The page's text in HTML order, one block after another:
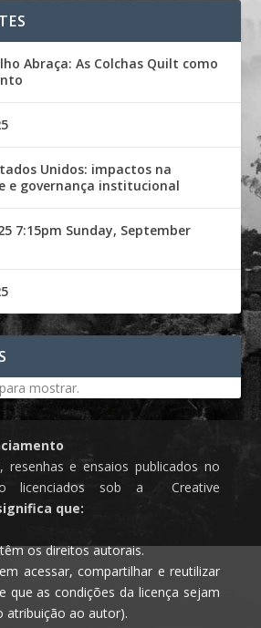
Abraça: As Colchas Quilt como
Unidos: impactos na
e governança institucional
7:15pm Sunday, September
mostrar.
resenhas e ensaios publicados no
licenciados sob a Creative
que:
os direitos autorais.
acessar, compartilhar e reutilizar
que as condições da licença sejam
atribuição ao autor).